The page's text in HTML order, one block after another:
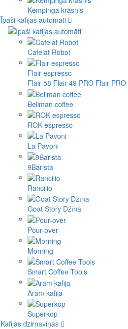
Kempinga krāsnis
Īpaši kafijas automāti
Cafelat Robot
Flair espresso
Flair 58 Flair 49 PRO Flair PRO
Bellman coffee
ROK espresso
La Pavoni
9Barista
Rancilio
Goat Story Džīna
Pour-over
Morning
Smart Coffee Tools
Aram kafija
Superkop
Kafijas dzirnaviņas